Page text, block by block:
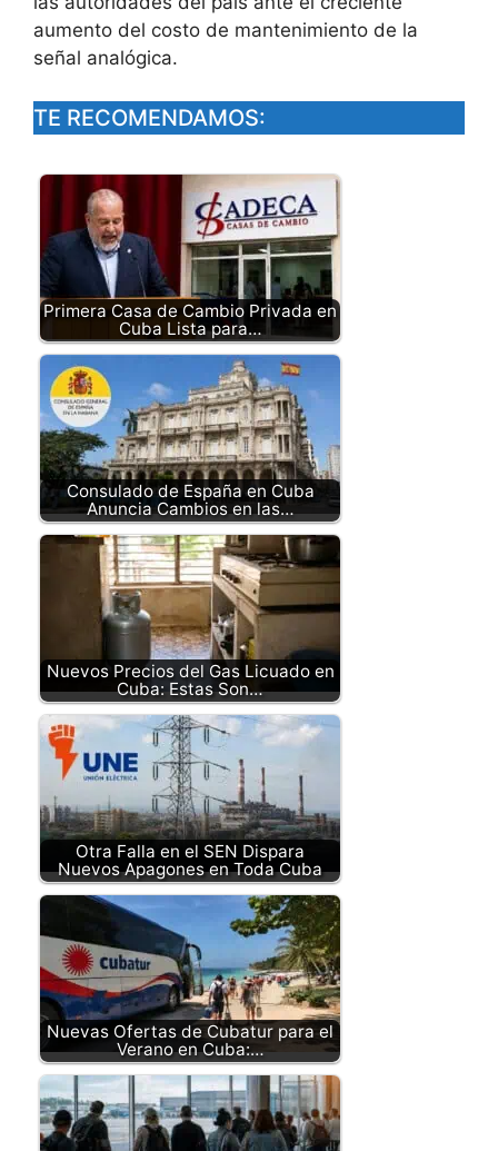
aumento del costo de mantenimiento de la
señal analógica.
TE RECOMENDAMOS:
Primera Casa de Cambio Privada en
Cuba Lista para…
Consulado de España en Cuba
Anuncia Cambios en las…
Nuevos Precios del Gas Licuado en
Cuba: Estas Son…
Otra Falla en el SEN Dispara
Nuevos Apagones en Toda Cuba
Nuevas Ofertas de Cubatur para el
Verano en Cuba:…